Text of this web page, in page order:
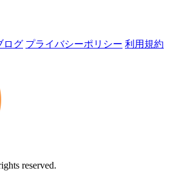
ログ プライバシーポリシー 利用規約
reserved.